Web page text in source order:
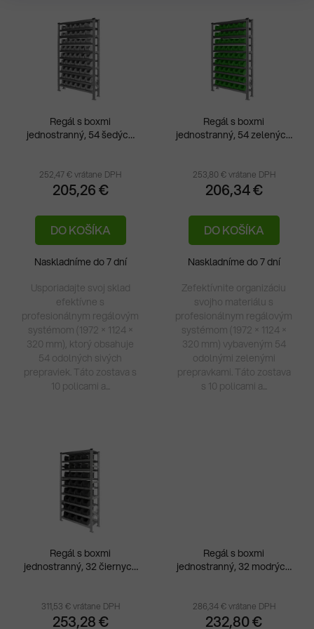
Regál s boxmi
jednostranný, 54 šedých
252,47 € vrátane DPH
205,26 €
DO KOŠÍKA
Naskladníme do 7 dní
Usporiadajte svoj sklad
efektívne s
profesionálnym regálovým
systémom (1972 × 1124 ×
320 mm), ktorý obsahuje
54 odolných sivých
prepraviek. Táto zostava s
10 policami a...
Regál s boxmi
jednostranný, 54 zelených
253,80 € vrátane DPH
206,34 €
DO KOŠÍKA
Naskladníme do 7 dní
Zefektívnite organizáciu
svojho materiálu s
profesionálnym regálovým
systémom (1972 × 1124 ×
320 mm) vybaveným 54
odolnými zelenými
prepravkami. Táto zostava
s 10 policami a...
Regál s boxmi
jednostranný, 32 čiernych
311,53 € vrátane DPH
253,28 €
Regál s boxmi
jednostranný, 32 modrých
286,34 € vrátane DPH
232,80 €